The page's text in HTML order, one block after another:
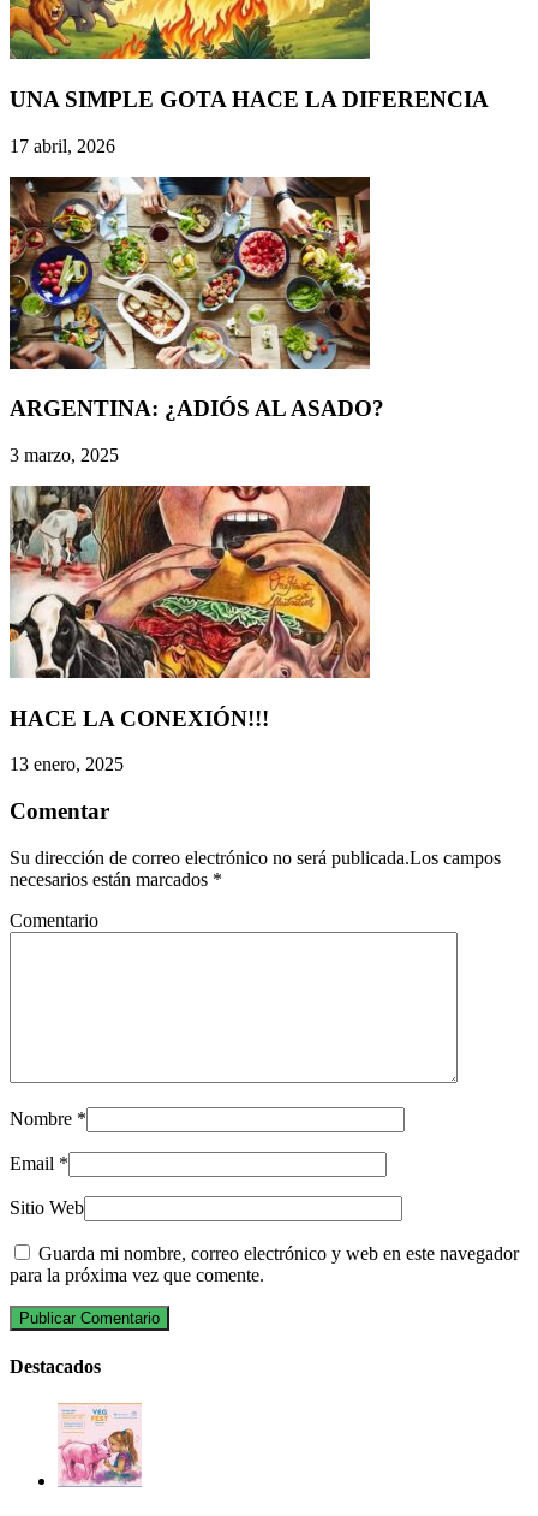
UNA SIMPLE GOTA HACE LA DIFERENCIA
17 abril, 2026
ARGENTINA: ¿ADIÓS AL ASADO?
3 marzo, 2025
HACE LA CONEXIÓN!!!
13 enero, 2025
Comentar
Su dirección de correo electrónico no será publicada.Los campos
necesarios están marcados *
Comentario
Nombre *
Email *
Sitio Web
Guarda mi nombre, correo electrónico y web en este navegador
para la próxima vez que comente.
Destacados